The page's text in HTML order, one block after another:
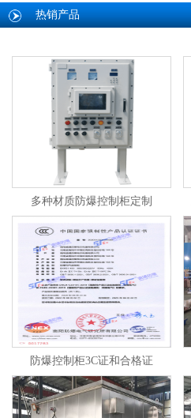
热销产品
多种材质防爆控制柜定制
防爆控制柜3C证和合格证